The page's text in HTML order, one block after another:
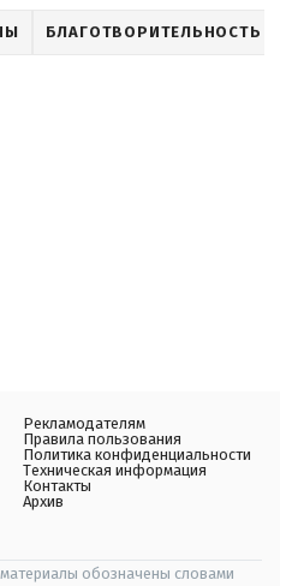
БЛАГОТВОРИТЕЛЬНОСТЬ
Рекламодателям
Правила пользования
Политика конфиденциальности
Техническая информация
Контакты
Архив
обозначены словами